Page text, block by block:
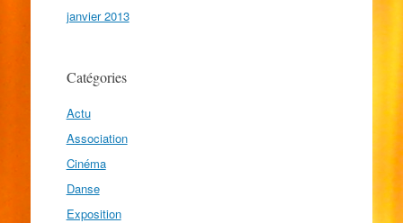
janvier 2013
Catégories
Actu
Association
Cinéma
Danse
Exposition